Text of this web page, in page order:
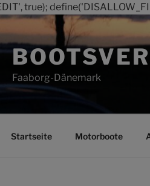
true);
Faaborg-Dänemark
Startseite Motorboote